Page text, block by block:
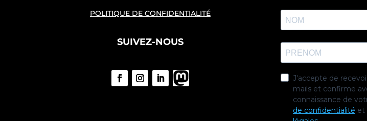
POLITIQUE DE CONFIDENTIALITÉ
SUIVEZ-NOUS